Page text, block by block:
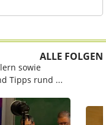
ALLE FOLGEN
sowie
Tipps rund ...